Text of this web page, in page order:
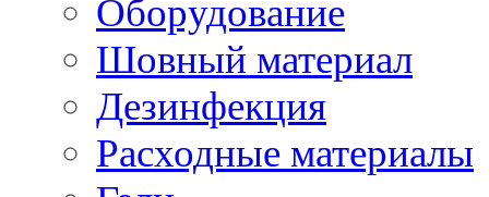
Оборудование
Шовный материал
Дезинфекция
Расходные материалы